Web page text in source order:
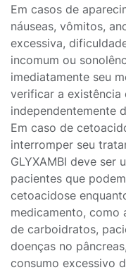
Em casos de
náuseas, vômitos,
excessiva,
incomum ou
imediatamente seu
verificar a existência
independentemente
Em caso de
interromper seu
GLYXAMBI deve ser
pacientes que
cetoacidose
medicamento, como
de carboidratos,
doenças no
consumo excessivo